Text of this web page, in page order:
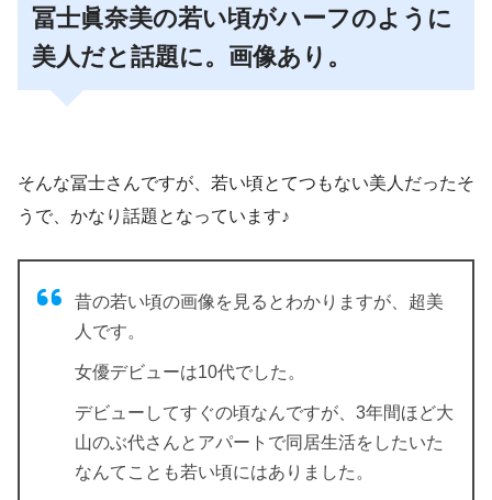
冨士眞奈美の若い頃がハーフのように
美人だと話題に。画像あり。
そんな冨士さんですが、若い頃とてつもない美人だったそ
うで、かなり話題となっています♪
昔の若い頃の画像を見るとわかりますが、超美
人です。
女優デビューは10代でした。
デビューしてすぐの頃なんですが、3年間ほど大
山のぶ代さんとアパートで同居生活をしたいた
なんてことも若い頃にはありました。